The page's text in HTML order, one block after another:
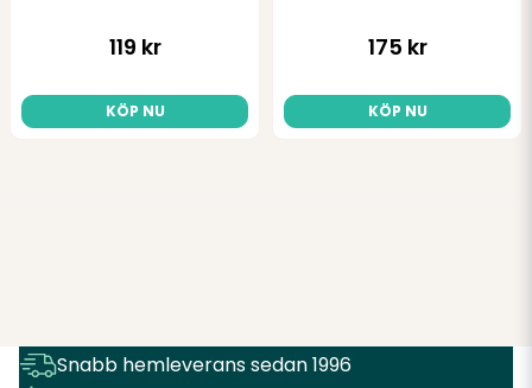
119 kr
KÖP NU
175 kr
KÖP NU
Snabb hemleverans sedan 1996